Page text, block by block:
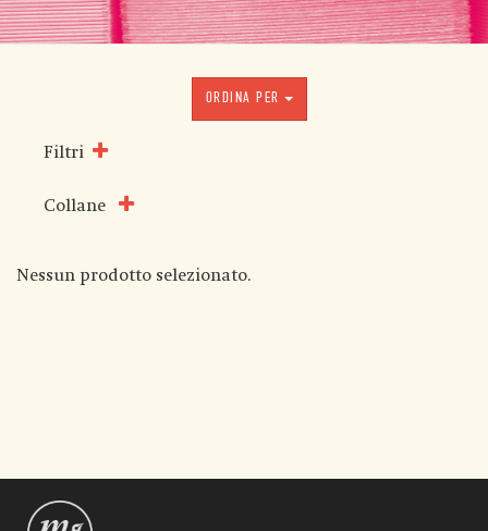
ORDINA PER
Filtri
Collane
Nessun prodotto selezionato.